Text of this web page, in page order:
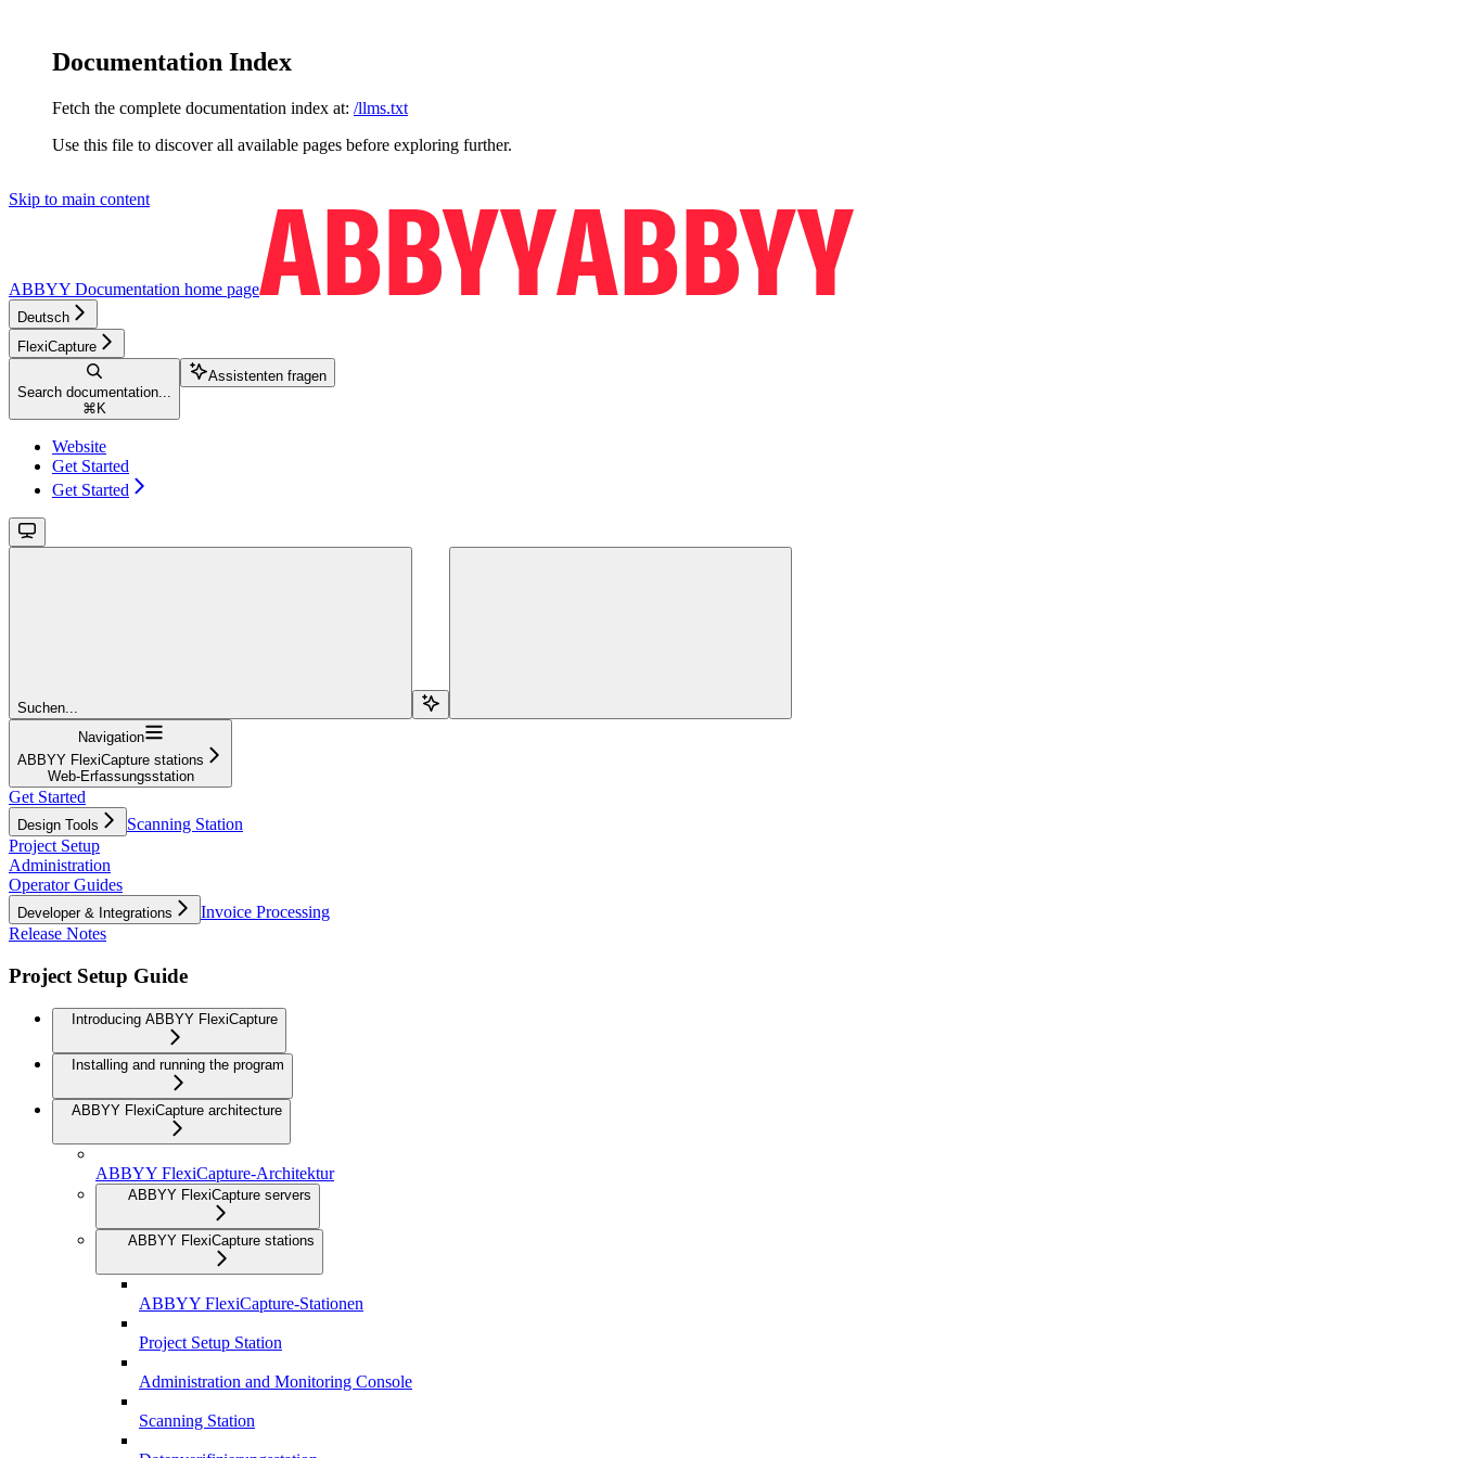
Documentation Index
Fetch the complete documentation index at: /llms.txt
Use this file to discover all available pages before exploring further.
Skip to main content
ABBYY Documentation home page
Deutsch
FlexiCapture
Search documentation...
⌘ K
Assistenten fragen
Website
Get Started
Get Started
Suchen...
Navigation
ABBYY FlexiCapture stations
Web-Erfassungsstation
Get Started
Design Tools
Scanning Station
Project Setup
Administration
Operator Guides
Developer & Integrations
Invoice Processing
Release Notes
Project Setup Guide
Introducing ABBYY FlexiCapture
Installing and running the program
ABBYY FlexiCapture architecture
ABBYY FlexiCapture-Architektur
ABBYY FlexiCapture servers
ABBYY FlexiCapture stations
ABBYY FlexiCapture-Stationen
Project Setup Station
Administration and Monitoring Console
Scanning Station